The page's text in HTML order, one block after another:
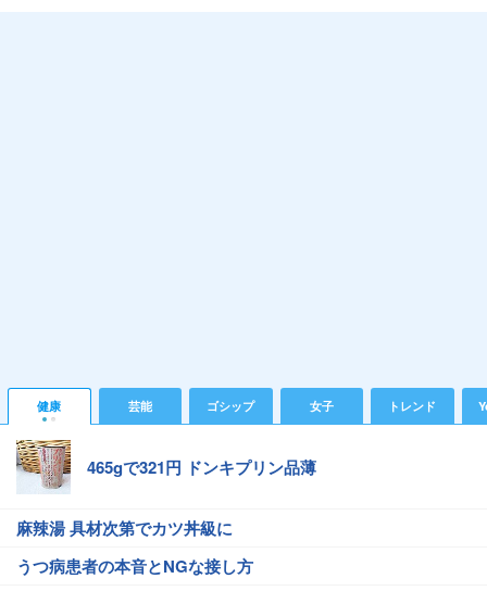
健康 芸能 ゴシップ 女子 トレンド
465gで321円 ドンキプリン品薄
麻辣湯 具材次第でカツ丼級に
うつ病患者の本音とNGな接し方